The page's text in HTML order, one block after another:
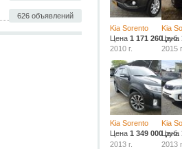
626 объявлений
Kia Sorento
Цена 1 171 260 руб.
2010 г.
Kia
Цена
2015
Kia Sorento
Цена 1 349 000руб.
2013 г.
Kia
Цена
2013